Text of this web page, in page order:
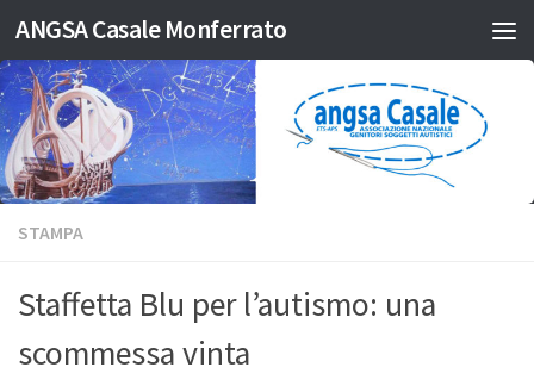
Salta al contenuto
ANGSA Casale Monferrato
STAMPA
Staffetta Blu per l’autismo: una
scommessa vinta